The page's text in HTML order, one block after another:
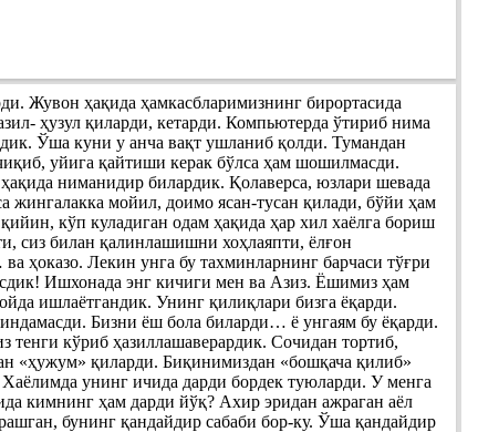
Жувон ҳақида ҳамкасбларимизнинг бирортасида
ҳузул қиларди, кетарди. Компьютерда ўтириб нима
Ўша куни у анча вақт ушланиб қолди. Тумандан
уйига қайтиши керак бўлса ҳам шошилмасди.
ниманидир билардик. Қолаверса, юзлари шевада
жингалакка мойил, доимо ясан-тусан қилади, бўйи ҳам
кўп куладиган одам ҳақида ҳар хил хаёлга бориш
сиз билан қалинлашишни хоҳлаяпти, ёлғон
ҳоказо. Лекин унга бу тахминларнинг барчаси тўғри
Ишхонада энг кичиги мен ва Азиз. Ёшимиз ҳам
ишлаётгандик. Унинг қилиқлари бизга ёқарди.
Бизни ёш бола биларди… ё унгаям бу ёқарди.
тенги кўриб ҳазиллашаверардик. Сочидан тортиб,
«ҳужум» қиларди. Биқинимиздан «бошқача қилиб»
унинг ичида дарди бордек туюларди. У менга
кимнинг ҳам дарди йўқ? Ахир эридан ажраган аёл
бунинг қандайдир сабаби бор-ку. Ўша қандайдир